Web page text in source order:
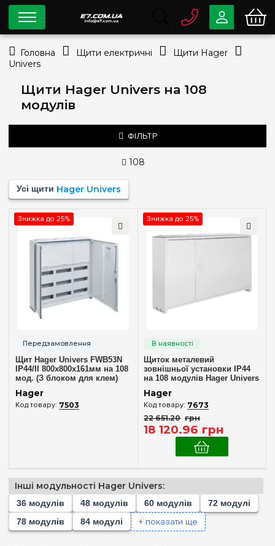
Щити Hager Univers на 108
модулів
ФІЛЬТР
Зовнішній (2)
Кількість модулів
Пустой(+128)
(+3)
48(+4)
60(+3)
72(+6)
84 (+3)
96(+2)
104
108
144
156(+2)
168(+2)
180(+3)
Комплектація клемами PE+N
Матеріал корпусу
Метал(2)
108
Усі щити Hager Univers
Знижка до 25%
Щит Hager Univers FWB53N
IP44/II 800x800x161мм на 108
мод. (З блоком для клем)
Hager
7503
Знижка до 25%
Щиток металевий
зовнішньої установки IP44
на 108 модулів Hager Univers
Hager
7673
22 651.20 грн
18 120.96 грн
Інші модульності Hager Univers:
36 модулів 48 модулів 60 модулів
72 модулі
78 модулів
84 модулі + показати ще
0 800 33-63-07
Безкоштовно
044334-79-78
Головна Щити електричні
Щити Hager
Univers